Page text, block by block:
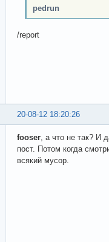
pedrun
/report
20-08-12 18:20:26
fooser , а что не так? И
пост. Потом когда
всякий мусор.